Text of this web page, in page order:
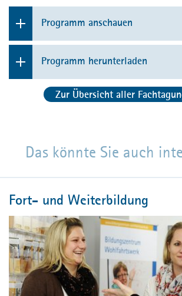
Programm anschauen
Ab 9.00 Uhr Ankommen und
9.30 Uhr Beginn der Tagung
Begrüßung und Einführung
Entlassung – und dann?
wo Versorgung beginnen müsste
Dr. rer. med. Fanny Schumacher-
Inhaberin, CARING. Mit Fürsorge
Greifswald
PRAXISERFAHRUNGEN
Programm herunterladen
Programm herunterladen
Zur Übersicht aller
Das könnte Sie auch
Fort- und Weiterbildung